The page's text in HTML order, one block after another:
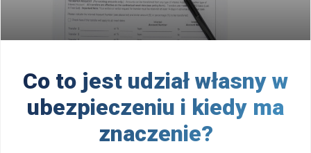
Co to jest udział własny w
ubezpieczeniu i kiedy ma
znaczenie?